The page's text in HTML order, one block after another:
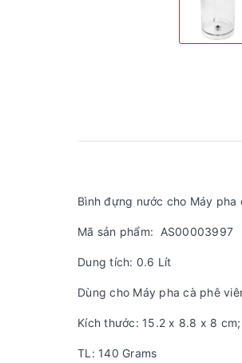
Bình đựng nước cho Máy pha
Mã sản phẩm: AS00003997
Dung tích: 0.6 Lít
Dùng cho Máy pha cà phê
Kích thước: ‎‎15.2 x 8.8 x 8 cm;
TL: 140 Grams